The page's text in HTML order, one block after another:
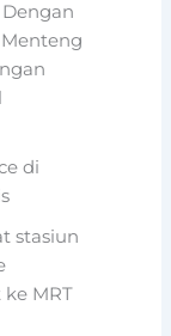
di
stasiun
MRT